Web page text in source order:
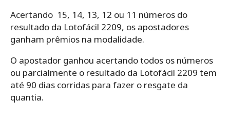
Acertando 15, 14, 13, 12 ou 11 números do
resultado da Lotofácil 2209, os apostadores
ganham prêmios na modalidade.
O apostador ganhou acertando todos os números
ou parcialmente o resultado da Lotofácil 2209 tem
até 90 dias corridas para fazer o resgate da
quantia.